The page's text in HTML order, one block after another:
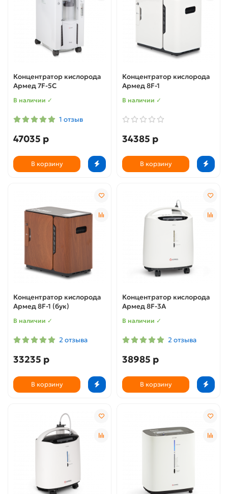
Концентратор кислорода
Армед 7F-5C
В наличии ✓
1 отзыв
47035 р
В корзину
Концентратор кислорода
Армед 8F-1
В наличии ✓
34385 р
В корзину
Концентратор кислорода
Армед 8F-1 (бук)
В наличии ✓
2 отзыва
33235 р
В корзину
Концентратор кислорода
Армед 8F-3A
В наличии ✓
2 отзыва
38985 р
В корзину